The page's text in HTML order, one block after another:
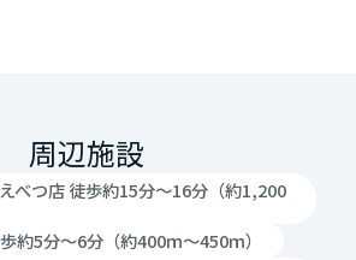
周辺施設
べつ店 徒歩約15分～16分（約1,200
約5分～6分（約400ｍ～450ｍ）